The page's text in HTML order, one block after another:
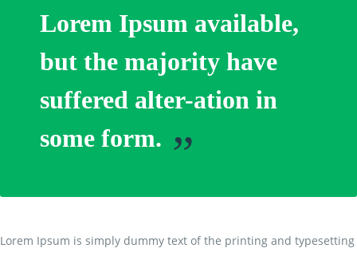
Lorem Ipsum available,
but the majority have
suffered alter-ation in
some form. ”
Lorem Ipsum is simply dummy text of the printing and typesetting